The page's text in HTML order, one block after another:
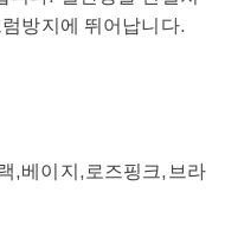
방지에 뛰어납니다.
,베이지,로즈핑크,브라